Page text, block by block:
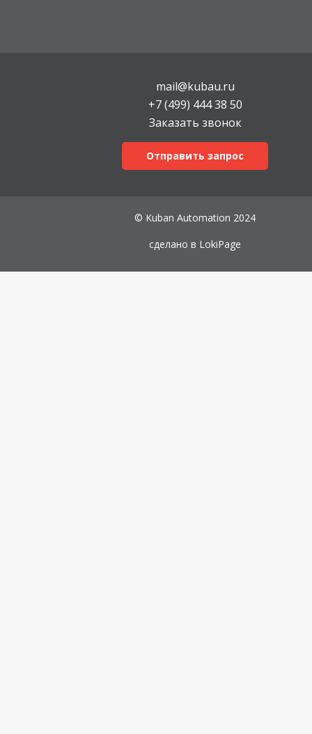
mail@kubau.ru
+7 (499) 444 38 50
Заказать звонок
Отправить запрос
© Kuban Automation 2024
сделано в LokiPage